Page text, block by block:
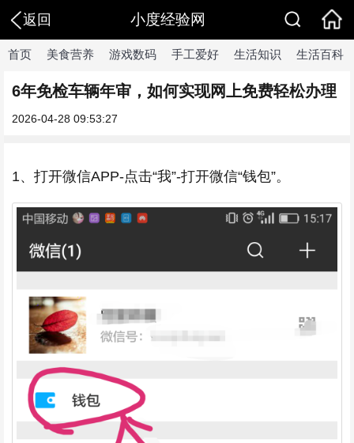
返回 小度经验网
首页 美食营养 游戏数码 手工爱好 生活知识 生活百科
6年免检车辆年审，如何实现网上免费轻松办理
2026-04-28 09:53:27
1、打开微信APP-点击“我”-打开微信“钱包”。